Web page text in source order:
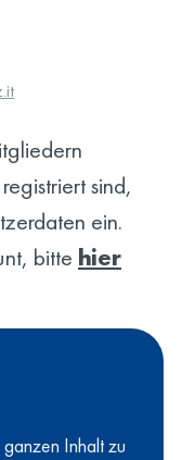
sind,
ein.
bitte hier
Inhalt zu